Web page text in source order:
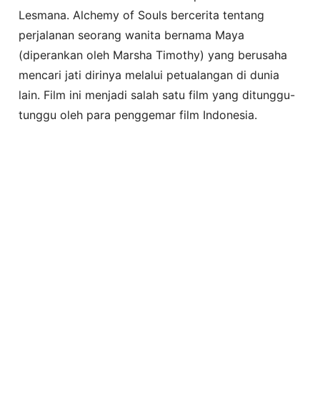
Lesmana. Alchemy of Souls bercerita tentang
perjalanan seorang wanita bernama Maya
(diperankan oleh Marsha Timothy) yang berusaha
mencari jati dirinya melalui petualangan di dunia
lain. Film ini menjadi salah satu film yang ditunggu-
tunggu oleh para penggemar film Indonesia.